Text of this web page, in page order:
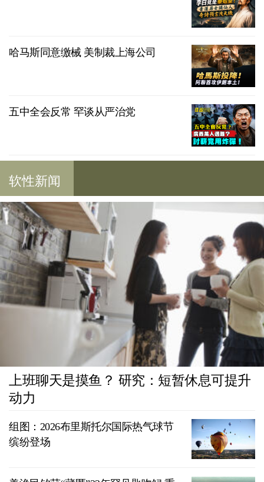
哈马斯同意缴械 美制裁上海公司
五中全会反常 罕谈从严治党
软性新闻
上班聊天是摸鱼？ 研究：短暂休息可提升
动力
组图：2026布里斯托尔国际热气球节
缤纷登场